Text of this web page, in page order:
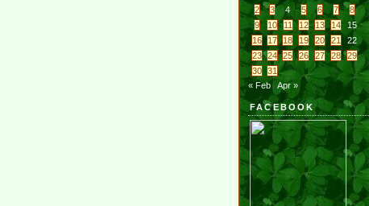
2
3 4 5 6 7
8
9
10 11 12 13 14
15
16
17 18 19 20 21
22
23
24 25 26 27 28
29
30
31
« Feb
Apr »
FACEBOOK